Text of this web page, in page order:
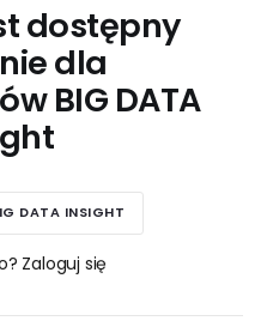
dostępny
dla
BIG DATA
DATA INSIGHT
Zaloguj się